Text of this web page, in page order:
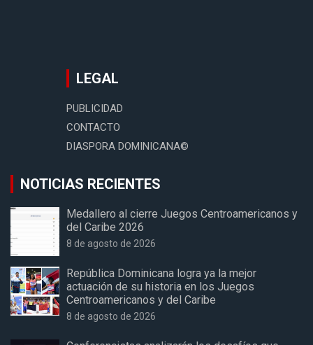
LEGAL
PUBLICIDAD
CONTACTO
DIASPORA DOMINICANA©
NOTICIAS RECIENTES
Medallero al cierre Juegos Centroamericanos y
del Caribe 2026
8 de agosto de 2026
República Dominicana logra ya la mejor
actuación de su historia en los Juegos
Centroamericanos y del Caribe
8 de agosto de 2026